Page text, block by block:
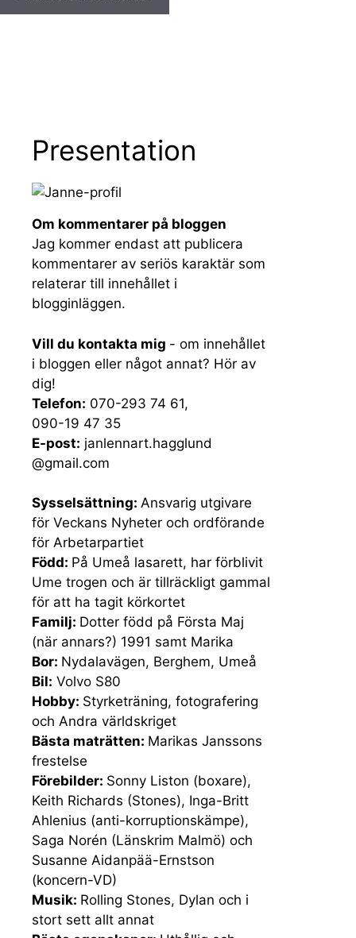
Presentation
Om kommentarer på bloggen
Jag kommer endast att publicera
kommentarer av seriös karaktär som
relaterar till innehållet i
blogginläggen.
Vill du kontakta mig - om innehållet
i bloggen eller något annat? Hör av
dig!
Telefon: 070-293 74 61,
090-19 47 35
E-post: janlennart.hagglund
@gmail.com
Sysselsättning: Ansvarig utgivare
för Veckans Nyheter och ordförande
för Arbetarpartiet
Född: På Umeå lasarett, har förblivit
Ume trogen och är tillräckligt gammal
för att ha tagit körkortet
Familj: Dotter född på Första Maj
(när annars?) 1991 samt Marika
Bor: Nydalavägen, Berghem, Umeå
Bil: Volvo S80
Hobby: Styrketräning, fotografering
och Andra världskriget
Bästa maträtten: Marikas Janssons
frestelse
Förebilder: Sonny Liston (boxare),
Keith Richards (Stones), Inga-Britt
Ahlenius (anti-korruptionskämpe),
Saga Norén (Länskrim Malmö) och
Susanne Aidanpää-Ernstson
(koncern-VD)
Musik: Rolling Stones, Dylan och i
stort sett allt annat